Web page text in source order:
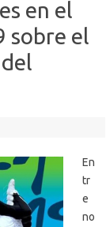
en el
sobre el
En
tr
e
no